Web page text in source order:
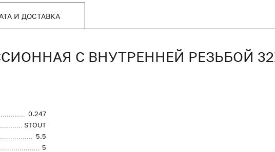
И ДОСТАВКА
С ВНУТРЕННЕЙ РЕЗЬБОЙ
0.247
STOUT
5.5
5